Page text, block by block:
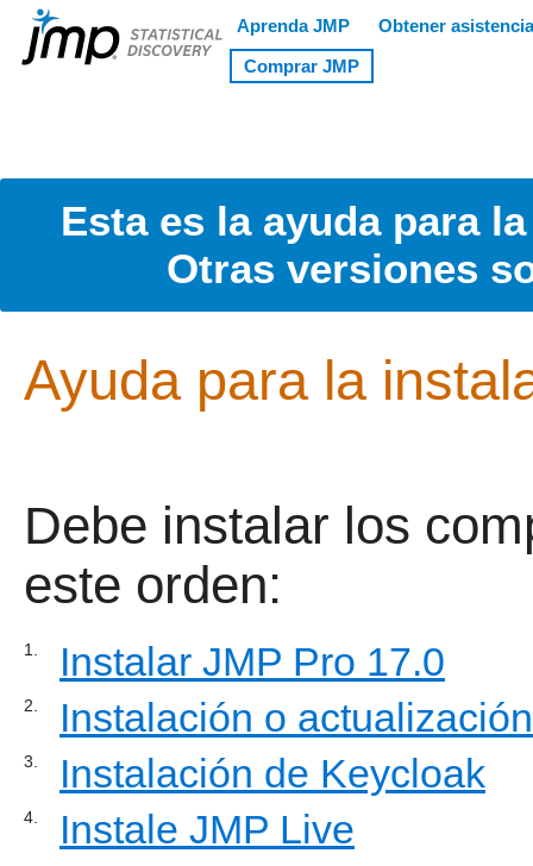
Esta es la ayuda para
Otras versiones
Ayuda para la
Debe instalar los
este orden:
1. Instalar JMP Pro 17.0
2. Instalación o
3. Instalación de Keycloak
4. Instale JMP Live